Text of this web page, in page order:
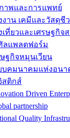
าพและการแพทย์
งาน เคมีและวัสดุชี
ที่ยวและเศรษฐกิจ
ลแพลตฟอร์ม
ฐกิจหมุนเวียน
บคมนาคมแห่งอนา
สติกส์
Driven
partnership
Quality